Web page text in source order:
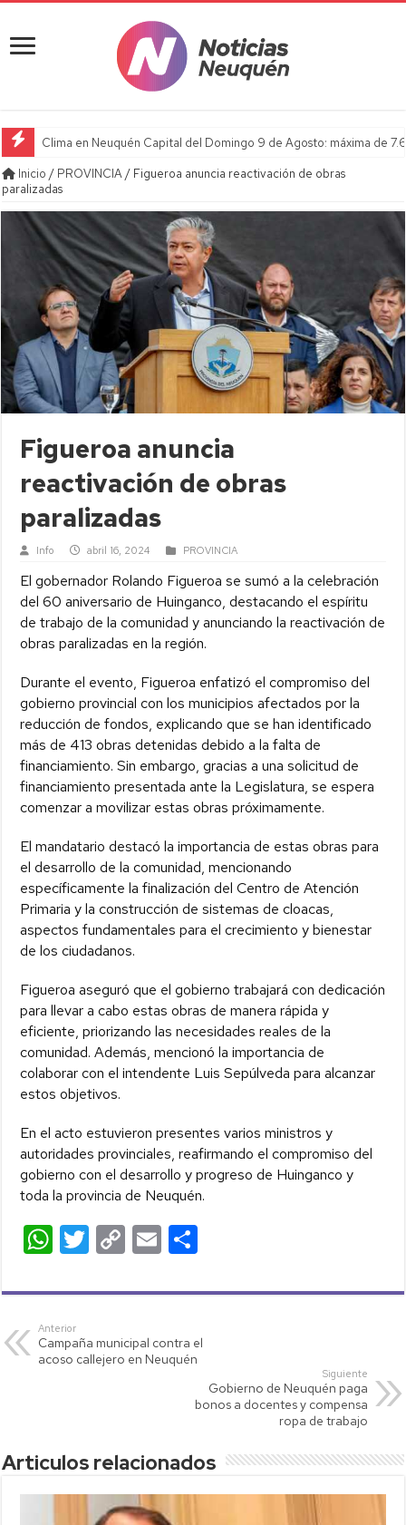
Clima en Neuquén Capital del Domingo 9 de Agosto: máxima de
Inicio / PROVINCIA/ Figueroa anuncia reactivación de obras
paralizadas
Figueroa anuncia
reactivación de obras
paralizadas
Info abril 16, 2024 PROVINCIA
El gobernador Rolando Figueroa se sumó a la celebración
del 60 aniversario de Huinganco, destacando el espíritu
de trabajo de la comunidad y anunciando la reactivación de
obras paralizadas en la región.
Durante el evento, Figueroa enfatizó el compromiso del
gobierno provincial con los municipios afectados por la
reducción de fondos, explicando que se han identificado
más de 413 obras detenidas debido a la falta de
financiamiento. Sin embargo, gracias a una solicitud de
financiamiento presentada ante la Legislatura, se espera
comenzar a movilizar estas obras próximamente.
El mandatario destacó la importancia de estas obras para
el desarrollo de la comunidad, mencionando
específicamente la finalización del Centro de Atención
Primaria y la construcción de sistemas de cloacas,
aspectos fundamentales para el crecimiento y bienestar
de los ciudadanos.
Figueroa aseguró que el gobierno trabajará con dedicación
para llevar a cabo estas obras de manera rápida y
eficiente, priorizando las necesidades reales de la
comunidad. Además, mencionó la importancia de
colaborar con el intendente Luis Sepúlveda para alcanzar
estos objetivos.
En el acto estuvieron presentes varios ministros y
autoridades provinciales, reafirmando el compromiso del
gobierno con el desarrollo y progreso de Huinganco y
toda la provincia de Neuquén.
W
at
s
A
T
tt
C
p
Li
E
ail m
ar
tir
Anterior
Campaña municipal contra el
acoso callejero en Neuquén
Siguiente
Gobierno de Neuquén paga
bonos a docentes y compensa
ropa de trabajo
Articulos relacionados